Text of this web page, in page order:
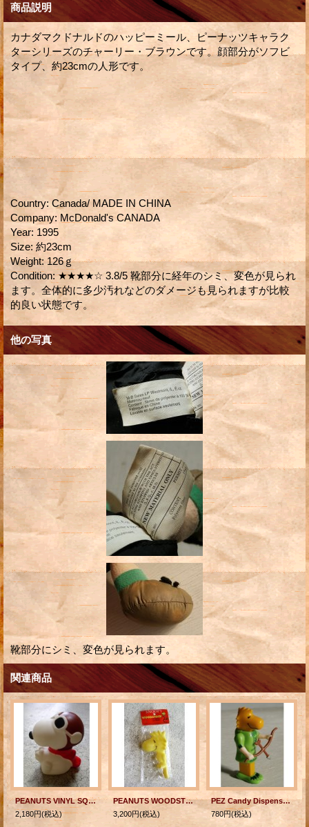
商品説明
カナダマクドナルドのハッピーミール、ピーナッツキャラク
ターシリーズのチャーリー・ブラウンです。顔部分がソフビ
タイプ、約23cmの人形です。
Country: Canada/ MADE IN CHINA
Company: McDonald's CANADA
Year: 1995
Size: 約23cm
Weight: 126ｇ
Condition: ★★★★☆ 3.8/5 靴部分に経年のシミ、変色が見られ
ます。全体的に多少汚れなどのダメージも見られますが比較
的良い状態です。
他の写真
靴部分にシミ、変色が見られます。
関連商品
PEANUTS VINYL SQUEAK TOY スヌーピー ”フライングエース”
2,180円(税込)
PEANUTS WOODSTOCK VINYL SQUEAK TOY ウッドストック ソフビ人形
3,200円(税込)
PEZ Candy Dispenser: Body Parts Robin Hood with Woodstock Dispenser U.S.Patent 4.966.305 MADE IN SLOVENIA ペッツ・キャディ・ディスペンサー ロビンフッドボディー付ウッドストック
780円(税込)